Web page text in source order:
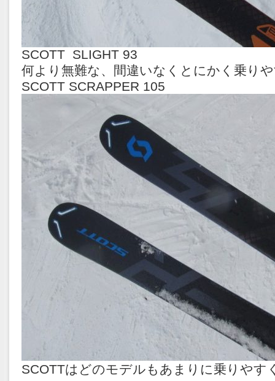
SCOTT SLIGHT 93
何より無難な、間違いなくとにかく乗り
SCOTT SCRAPPER 105
SCOTTはどのモデルもあまりに乗りやす